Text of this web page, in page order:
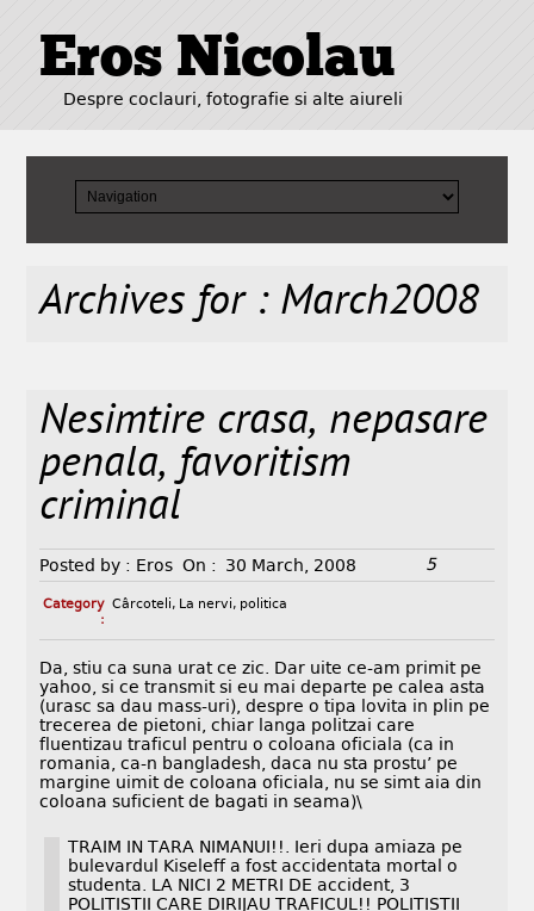
Eros Nicolau
Despre coclauri, fotografie si alte aiureli
Archives for : March2008
Nesimtire crasa, nepasare
penala, favoritism
criminal
Posted by : Eros On : 30 March, 2008 5
Category
:
Cârcoteli, La nervi, politica
Da, stiu ca suna urat ce zic. Dar uite ce-am primit pe
yahoo, si ce transmit si eu mai departe pe calea asta
(urasc sa dau mass-uri), despre o tipa lovita in plin pe
trecerea de pietoni, chiar langa politzai care
fluentizau traficul pentru o coloana oficiala (ca in
romania, ca-n bangladesh, daca nu sta prostu’ pe
margine uimit de coloana oficiala, nu se simt aia din
coloana suficient de bagati in seama)\
TRAIM IN TARA NIMANUI!!. Ieri dupa amiaza pe
bulevardul Kiseleff a fost accidentata mortal o
studenta. LA NICI 2 METRI DE accident, 3
POLITISTII CARE DIRIJAU TRAFICUL!! POLITISTII